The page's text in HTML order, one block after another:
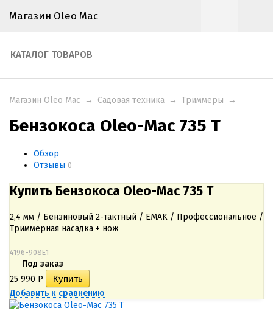
Магазин Oleo Mac
КАТАЛОГ ТОВАРОВ
Магазин Oleo Mac → Садовая техника → Триммеры →
Бензокоса Oleo-Mac 735 T
Обзор
Отзывы 0
Купить Бензокоса Oleo-Mac 735 T
2,4 мм / Бензиновый 2-тактный / EMAK / Профессиональное /
Триммерная насадка + нож
4196-908E1
Под заказ
25 990 Р
Добавить к сравнению